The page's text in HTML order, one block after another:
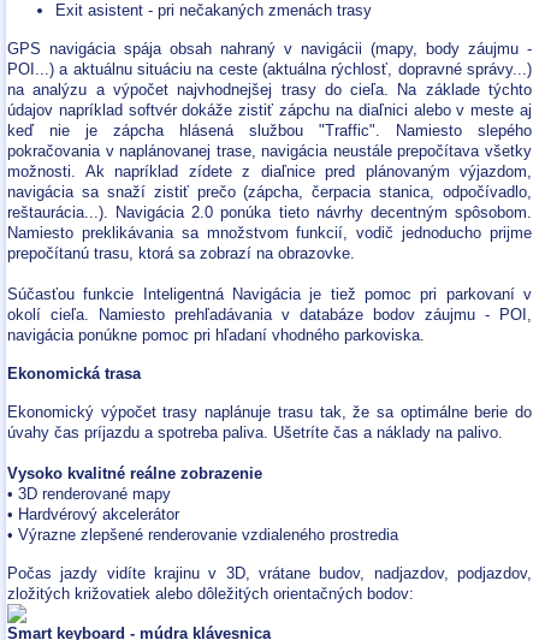
Exit asistent - pri nečakaných zmenách trasy
GPS navigácia spája obsah nahraný v navigácii (mapy, body záujmu -
POI...) a aktuálnu situáciu na ceste (aktuálna rýchlosť, dopravné správy...)
na analýzu a výpočet najvhodnejšej trasy do cieľa. Na základe týchto
údajov napríklad softvér dokáže zistiť zápchu na diaľnici alebo v meste aj
keď nie je zápcha hlásená službou "Traffic". Namiesto slepého
pokračovania v naplánovanej trase, navigácia neustále prepočítava všetky
možnosti. Ak napríklad zídete z diaľnice pred plánovaným výjazdom,
navigácia sa snaží zistiť prečo (zápcha, čerpacia stanica, odpočívadlo,
reštaurácia...). Navigácia 2.0 ponúka tieto návrhy decentným spôsobom.
Namiesto preklikávania sa množstvom funkcií, vodič jednoducho prijme
prepočítanú trasu, ktorá sa zobrazí na obrazovke.
Súčasťou funkcie Inteligentná Navigácia je tiež pomoc pri parkovaní v
okolí cieľa. Namiesto prehľadávania v databáze bodov záujmu - POI,
navigácia ponúkne pomoc pri hľadaní vhodného parkoviska.
Ekonomická trasa
Ekonomický výpočet trasy naplánuje trasu tak, že sa optimálne berie do
úvahy čas príjazdu a spotreba paliva. Ušetríte čas a náklady na palivo.
Vysoko kvalitné reálne zobrazenie
• 3D renderované mapy
• Hardvérový akcelerátor
• Výrazne zlepšené renderovanie vzdialeného prostredia
Počas jazdy vidíte krajinu v 3D, vrátane budov, nadjazdov, podjazdov,
zložitých križovatiek alebo dôležitých orientačných bodov:
Smart keyboard - múdra klávesnica